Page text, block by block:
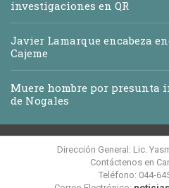
investigaciones en QR
Javier Lamarque encabeza
Cajeme
Muere hombre por
de Nogales
Dirección General: Lic.
Contáctenos en
Teléfono: 044-